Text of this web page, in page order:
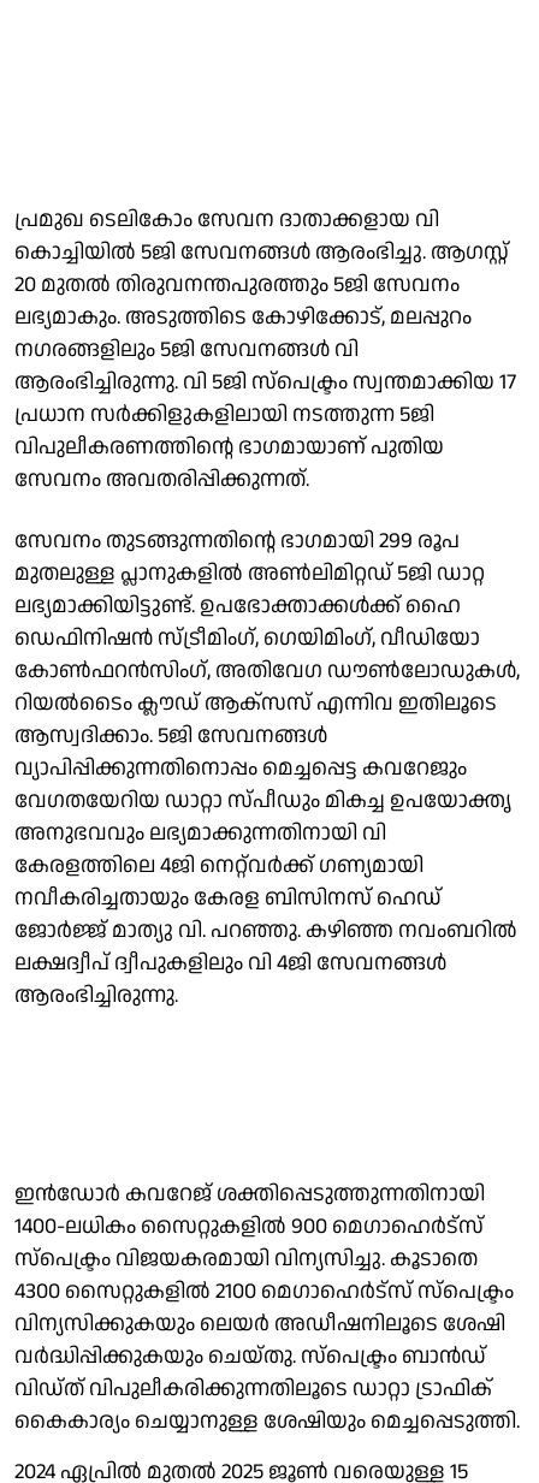
പ്രമുഖ ടെലികോം സേവന ദാതാക്കളായ വി
കൊച്ചിയില്‍ 5ജി സേവനങ്ങള്‍ ആരംഭിച്ചു. ആഗസ്റ്റ്
20 മുതല്‍ തിരുവനന്തപുരത്തും 5ജി സേവനം
ലഭ്യമാകും. അടുത്തിടെ കോഴിക്കോട്, മലപ്പുറം
നഗരങ്ങളിലും 5ജി സേവനങ്ങള്‍ വി
ആരംഭിച്ചിരുന്നു. വി 5ജി സ്പെക്ട്രം സ്വന്തമാക്കിയ 17
പ്രധാന സര്‍ക്കിളുകളിലായി നടത്തുന്ന 5ജി
വിപുലീകരണത്തിന്റെ ഭാഗമായാണ് പുതിയ
സേവനം അവതരിപ്പിക്കുന്നത്.
സേവനം തുടങ്ങുന്നതിന്റെ ഭാഗമായി 299 രൂപ
മുതലുള്ള പ്ലാനുകളില്‍ അണ്‍ലിമിറ്റഡ് 5ജി ഡാറ്റ
ലഭ്യമാക്കിയിട്ടുണ്ട്. ഉപഭോക്താക്കള്‍ക്ക് ഹൈ
ഡെഫിനിഷന്‍ സ്ട്രീമിംഗ്, ഗെയിമിംഗ്, വീഡിയോ
കോണ്‍ഫറന്‍സിംഗ്, അതിവേഗ ഡൗണ്‍ലോഡുകള്‍,
റിയല്‍ടൈം ക്ലൗഡ് ആക്സസ് എന്നിവ ഇതിലൂടെ
ആസ്വദിക്കാം. 5ജി സേവനങ്ങള്‍
വ്യാപിപ്പിക്കുന്നതിനൊപ്പം മെച്ചപ്പെട്ട കവറേജും
വേഗതയേറിയ ഡാറ്റാ സ്പീഡും മികച്ച ഉപയോക്തൃ
അനുഭവവും ലഭ്യമാക്കുന്നതിനായി വി
കേരളത്തിലെ 4ജി നെറ്റ്‌വർക്ക് ഗണ്യമായി
നവീകരിച്ചതായും കേരള ബിസിനസ് ഹെഡ്
ജോര്‍ജ്ജ് മാത്യു വി. പറഞ്ഞു. കഴിഞ്ഞ നവംബറില്‍
ലക്ഷദ്വീപ് ദ്വീപുകളിലും വി 4ജി സേവനങ്ങള്‍
ആരംഭിച്ചിരുന്നു.
ഇന്‍ഡോര്‍ കവറേജ് ശക്തിപ്പെടുത്തുന്നതിനായി
1400-ലധികം സൈറ്റുകളില്‍ 900 മെഗാഹെര്‍ട്സ്
സ്പെക്ട്രം വിജയകരമായി വിന്യസിച്ചു. കൂടാതെ
4300 സൈറ്റുകളില്‍ 2100 മെഗാഹെര്‍ട്സ് സ്പെക്ട്രം
വിന്യസിക്കുകയും ലെയര്‍ അഡീഷനിലൂടെ ശേഷി
വര്‍ദ്ധിപ്പിക്കുകയും ചെയ്തു. സ്പെക്ട്രം ബാന്‍ഡ്
വിഡ്ത് വിപുലീകരിക്കുന്നതിലൂടെ ഡാറ്റാ ട്രാഫിക്
കൈകാര്യം ചെയ്യാനുള്ള ശേഷിയും മെച്ചപ്പെടുത്തി.
2024 ഏപ്രില്‍ മുതല്‍ 2025 ജൂണ്‍ വരെയുള്ള 15